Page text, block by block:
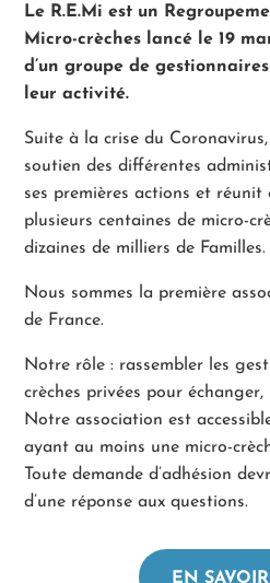
Le R.E.Mi est un
Micro-crèches lancé le 19
d’un groupe de
leur activité.
Suite à la crise du
soutien des différentes
ses premières actions et réunit
plusieurs centaines de micro-
dizaines de milliers de Familles.
Nous sommes la première
de France.
Notre rôle : rassembler les
crèches privées pour
Notre association est
ayant au moins une micro-
Toute demande d’adhésion
d’une réponse aux questions.
EN